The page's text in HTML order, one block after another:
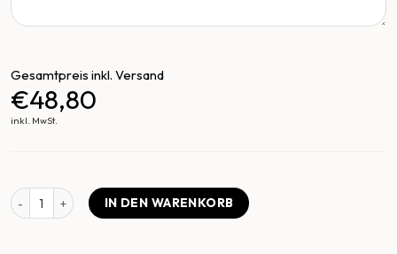
Gesamtpreis inkl. Versand
€48,80
inkl. MwSt.
Bedruckte Schilder aus Altholz Menge
IN DEN WARENKORB